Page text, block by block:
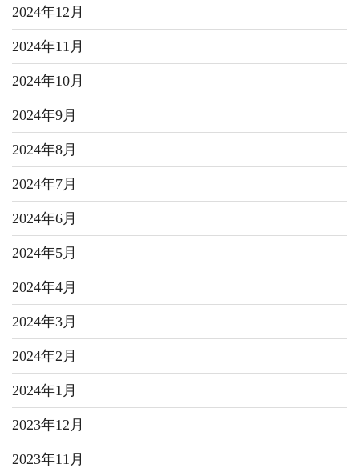
2024年12月
2024年11月
2024年10月
2024年9月
2024年8月
2024年7月
2024年6月
2024年5月
2024年4月
2024年3月
2024年2月
2024年1月
2023年12月
2023年11月